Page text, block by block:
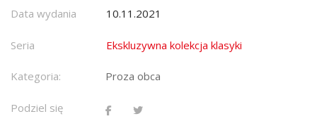
Data wydania 10.11.2021
Seria Ekskluzywna kolekcja klasyki
Kategoria: Proza obca
Podziel się